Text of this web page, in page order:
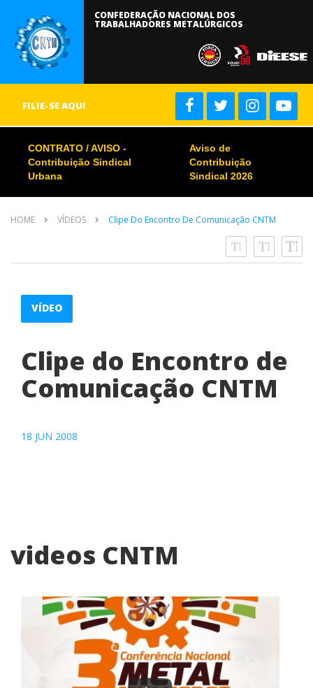
CONFEDERAÇÃO NACIONAL DOS
TRABALHADORES METALÚRGICOS
FILIE-SE AQUI
CONTRATO / AVISO -
Contribuição Sindical
Urbana
Aviso de
Contribuição
Sindical 2026
HOME VÍDEOS Clipe Do Encontro De Comunicação CNTM
VÍDEO
Clipe do Encontro de
Comunicação CNTM
18 JUN 2008
videos CNTM